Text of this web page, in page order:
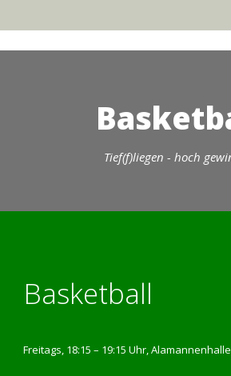
Tief(f)liegen - hoch
Basketball
Freitags, 18:15 – 19:15 Uhr,